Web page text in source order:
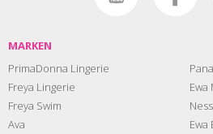
MARKEN
PrimaDonna Lingerie
Freya Lingerie
Freya Swim
Ava
Ewa
Ewa